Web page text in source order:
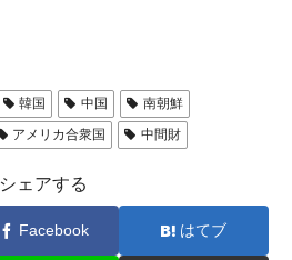
韓国 中国
南朝鮮
アメリカ合衆国 中間財
シェアする
Facebook はてブ